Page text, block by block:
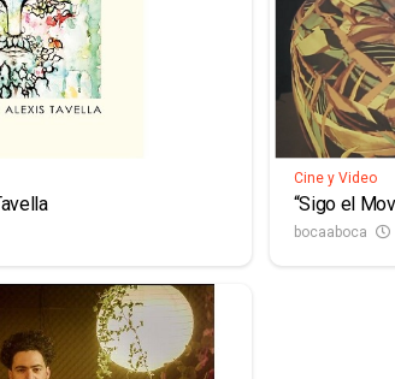
Cine y Video
“Sigo el
bocaaboca